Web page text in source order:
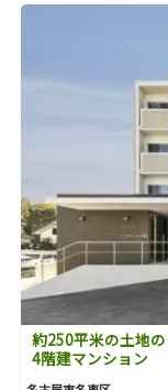
約250平米の土地
4階建マンション